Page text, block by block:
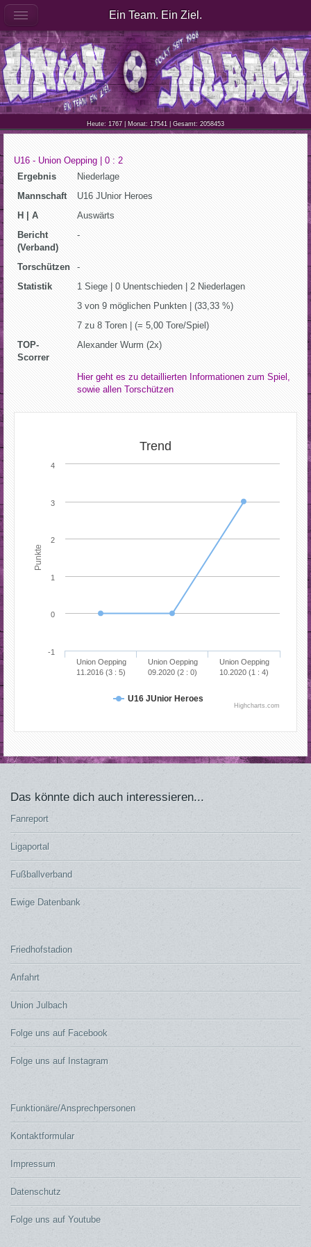
Heute: 1767 | Monat: 17541 | Gesamt: 2058453
U16 - Union Oepping | 0 : 2
Ergebnis
Niederlage
Mannschaft
U16 JUnior Heroes
H | A
Auswärts
Bericht
(Verband)
-
Torschützen
-
Statistik
1 Siege | 0 Unentschieden | 2 Niederlagen
3 von 9 möglichen Punkten | (33,33 %)
7 zu 8 Toren | (= 5,00 Tore/Spiel)
TOP-
Scorrer
Alexander Wurm (2x)
Hier geht es zu detaillierten Informationen zum Spiel,
sowie allen Torschützen
Punkte
Trend
U16 JUnior Heroes
Union Oepping
11.2016 (3 : 5)
Union Oepping
09.2020 (2 : 0)
Union Oepping
10.2020 (1 : 4)
0
1
2
3
-1
4
Highcharts.com
Das könnte dich auch interessieren...
Fanreport
Ligaportal
Fußballverband
Ewige Datenbank
Friedhofstadion
Anfahrt
Union Julbach
Folge uns auf Facebook
Folge uns auf Instagram
Funktionäre/Ansprechpersonen
Kontaktformular
Impressum
Datenschutz
Folge uns auf Youtube
Ein Team. Ein Ziel.